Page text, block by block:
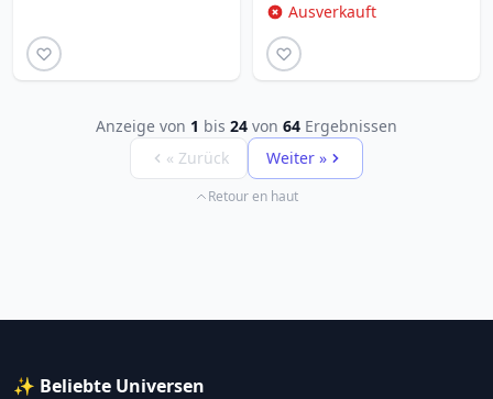
Ausverkauft
Anzeige von 1 bis 24 von 64 Ergebnissen
« Zurück
Weiter »
Retour en haut
✨ Beliebte Universen